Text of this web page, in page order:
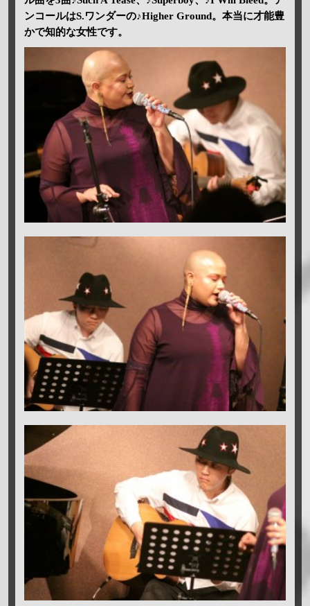
ンコールはS.ワンダーの♪Higher Ground。本当に才能豊
かで知的な女性です。